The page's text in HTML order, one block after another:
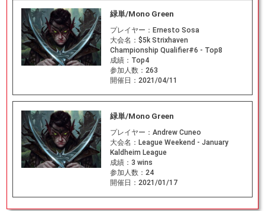
緑単/Mono Green
プレイヤー： Ernesto Sosa
大会名： $5k Strixhaven
Championship Qualifier#6 - Top8
成績： Top4
参加人数： 263
開催日： 2021/04/11
緑単/Mono Green
プレイヤー： Andrew Cuneo
大会名： League Weekend - January
Kaldheim League
成績： 3 wins
参加人数： 24
開催日： 2021/01/17